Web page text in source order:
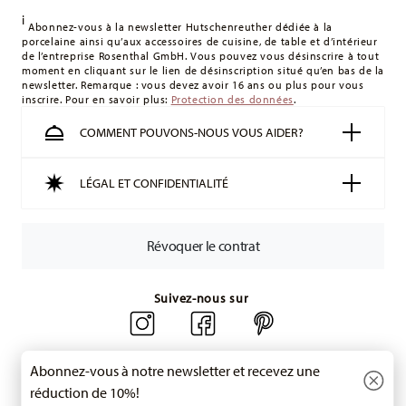
montant minimum de commande est de 135 £. La livraison
est offerte.
Suisse : Les livraisons en Suisse sont gratuites à partir de
49,90 CHF. Pour toute commande inférieure à 49,90 CHF, les
Suivi :
Vous recevrez un code de suivi par e-mail dès que
Délai de livraison en France : 5-7 jours ouvrables pour les
articles en stock. Vous pouvez consulter les délais de
Pour les retours, veuillez utiliser notre
i Abonnez-vous à la newsletter Hutschenreuther dédiée à la
porcelaine ainsi qu’aux accessoires de cuisine, de table et d’intérieur
de l’entreprise Rosenthal GmbH. Vous pouvez vous désinscrire à tout
moment en cliquant sur le lien de désinscription situé qu’en bas de la
newsletter. Remarque : vous devez avoir 16 ans ou plus pour vous
inscrire. Pour en savoir plus: Protection des données.
COMMENT POUVONS-NOUS VOUS AIDER?
LÉGAL ET CONFIDENTIALITÉ
Révoquer le contrat
Suivez-nous sur
Abonnez-vous à notre newsletter et recevez une
réduction de 10%!